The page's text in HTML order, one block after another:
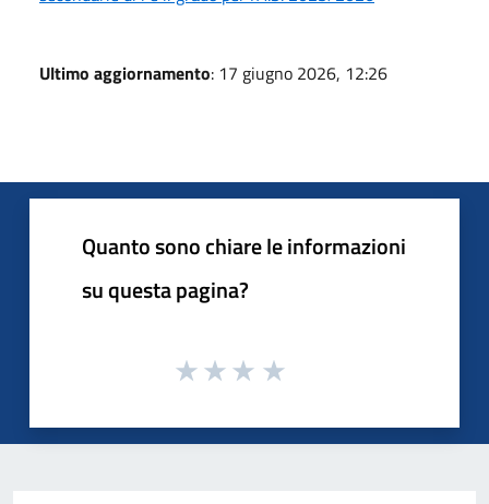
Ultimo aggiornamento: 17 giugno 2026, 12:26
Quanto sono chiare le informazioni
su questa pagina?